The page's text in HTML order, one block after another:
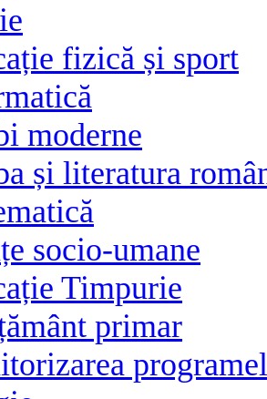
fizică și sport
moderne
și literatura
socio-umane
Timpurie
primar